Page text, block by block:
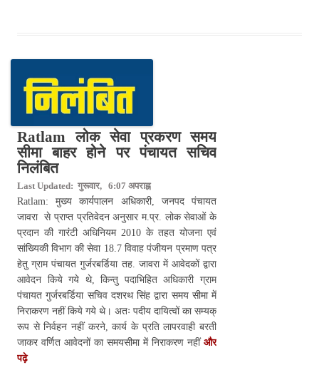
Ratlam लोक सेवा प्रकरण समय
सीमा बाहर होने पर पंचायत सचिव
निलंबित
Last Updated: गुरूवार, 6:07 अपराह्न
Ratlam: मुख्य कार्यपालन अधिकारी, जनपद पंचायत
जावरा से प्राप्त प्रतिवेदन अनुसार म.प्र. लोक सेवाओं के
प्रदान की गारंटी अधिनियम 2010 के तहत योजना एवं
सांख्यिकी विभाग की सेवा 18.7 विवाह पंजीयन प्रमाण पत्र
हेतु ग्राम पंचायत गुर्जरबर्डिया तह. जावरा में आवेदकों द्वारा
आवेदन किये गये थे, किन्तु पदाभिहित अधिकारी ग्राम
पंचायत गुर्जरबर्डिया सचिव दशरथ सिंह द्वारा समय सीमा में
निराकरण नहीं किये गये थे। अतः पदीय दायित्वों का सम्यक्
रूप से निर्वहन नहीं करने, कार्य के प्रति लापरवाही बरती
जाकर वर्णित आवेदनों का समयसीमा में निराकरण नहीं और
पढ़े